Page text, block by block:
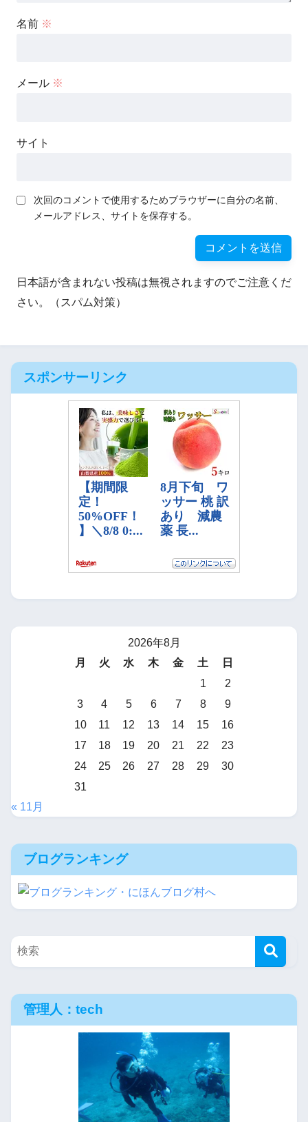
名前 ※
メール ※
サイト
次回のコメントで使用するためブラウザーに自分の名前、
メールアドレス、サイトを保存する。
日本語が含まれない投稿は無視されますのでご注意くだ
さい。（スパム対策）
スポンサーリンク
2026年8月
月
火 水 木 金 土
日
1
2
3
4 5 6 7 8
9
10
11 12 13 14 15
16
17
18 19 20 21 22
23
24
25 26 27 28 29
30
31
« 11月
ブログランキング
管理人：tech